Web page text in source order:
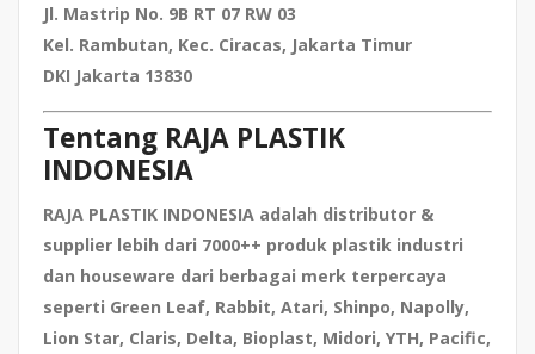
Jl. Mastrip No. 9B RT 07 RW 03
Kel. Rambutan, Kec. Ciracas, Jakarta Timur
DKI Jakarta 13830
Tentang RAJA PLASTIK
INDONESIA
RAJA PLASTIK INDONESIA adalah distributor &
supplier lebih dari 7000++ produk plastik industri
dan houseware dari berbagai merk terpercaya
seperti Green Leaf, Rabbit, Atari, Shinpo, Napolly,
Lion Star, Claris, Delta, Bioplast, Midori, YTH, Pacific,